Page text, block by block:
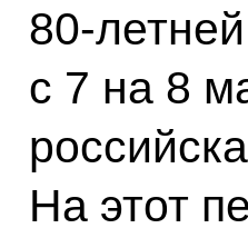
80-
с 7 на 8
На этот